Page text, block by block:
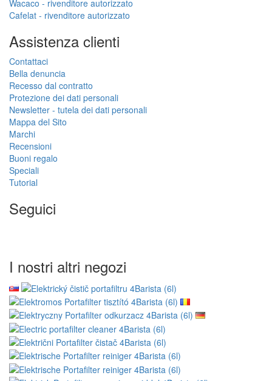
Wacaco - rivenditore autorizzato
Cafelat - rivenditore autorizzato
Assistenza clienti
Contattaci
Bella denuncia
Recesso dal contratto
Protezione dei dati personali
Newsletter - tutela dei dati personali
Mappa del Sito
Marchi
Recensioni
Buoni regalo
Speciali
Tutorial
Seguici
I nostri altri negozi